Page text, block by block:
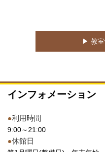
▶︎ 教室
インフォメーション
●利用時間
9:00～21:00
●休館日